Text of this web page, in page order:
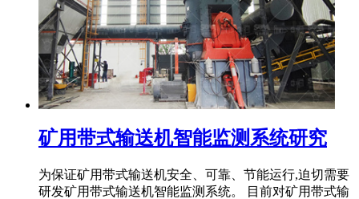
矿用带式输送机智能监测系统研究
为保证矿用带式输送机安全、可靠、节能运行,迫切需要
研发矿用带式输送机智能监测系统。 目前对矿用带式输